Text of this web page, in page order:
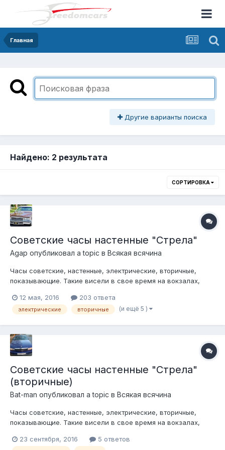
Главная
Другие варианты поиска
Найдено: 2 результата
СОРТИРОВКА
Советские часы настенные "Стрела"
Agap опубликовал a topic в Всякая всячина
Часы советские, настенные, электрические, вторичные,
показывающие. Такие висели в свое время на вокзалах,
просто циферблат со стрелками, толпой вторичных часов
управляли первичные часы, т.е. все часы в здании
12 мая, 2016 203 ответа
электрические вторичные (и ещё 5 )
Советские часы настенные "Стрела"
(вторичные)
Bat-man опубликовал a topic в Всякая всячина
Часы советские, настенные, электрические, вторичные,
показывающие. Такие висели в свое время на вокзалах,
"первичные" читаем тут:
23 сентября, 2016 5 ответов